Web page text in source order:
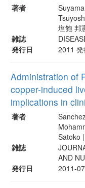
著者
塩飽 邦
雑誌
発行日
2011
Administration of
copper-induced
implications in
著者
Satoko
雑誌
AND
発行日
2011-